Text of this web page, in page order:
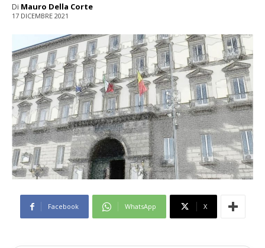
Di Mauro Della Corte
17 DICEMBRE 2021
Facebook WhatsApp X